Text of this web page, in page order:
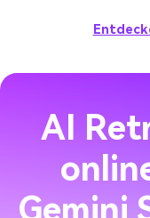
AI
Gemini